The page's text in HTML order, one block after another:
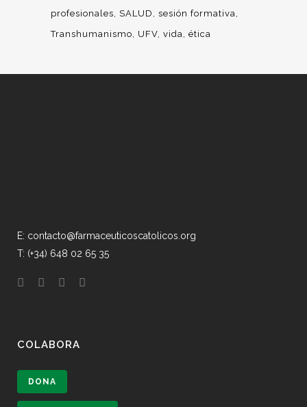
profesionales
SALUD
sesión formativa
Transhumanismo
UFV vida ética
E: contacto@farmaceuticoscatolicos.org
T: (+34) 648 02 65 35
COLABORA
DONA